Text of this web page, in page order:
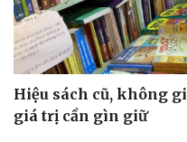
Sức khỏe
Dinh dưỡng - món ngon
Hiệu sách cũ, không
giá trị cần gìn giữ